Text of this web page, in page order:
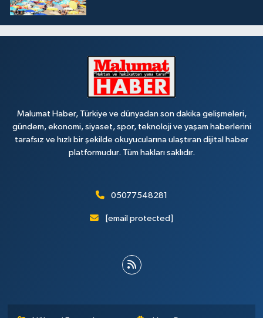
Malumat Haber, Türkiye ve dünyadan son dakika gelişmeleri,
gündem, ekonomi, siyaset, spor, teknoloji ve yaşam haberlerini
tarafsız ve hızlı bir şekilde okuyucularına ulaştıran dijital haber
platformudur. Tüm hakları saklıdır.
05077548281
[email protected]